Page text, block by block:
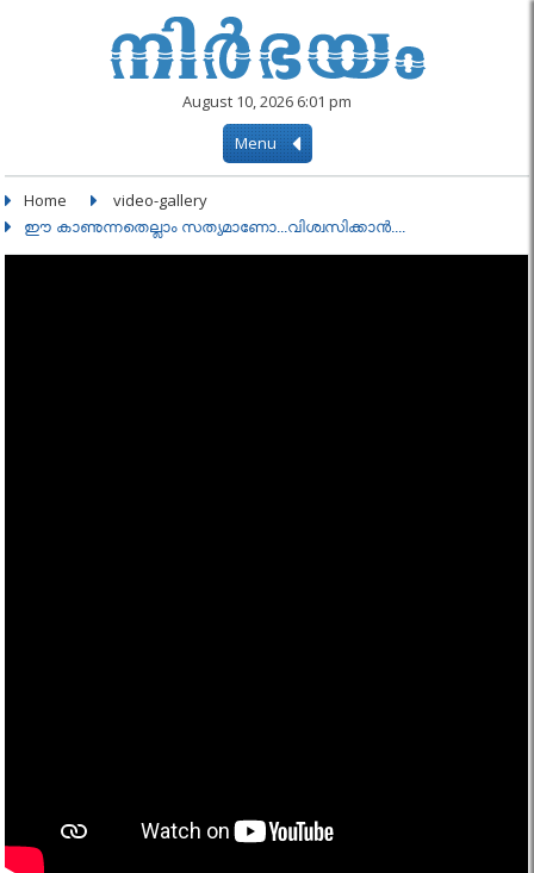
August 10, 2026 6:01 pm
Menu
Home video-gallery
ഈ കാണുന്നതെല്ലാം സത്യമാണോ...വിശ്വസിക്കാൻ....